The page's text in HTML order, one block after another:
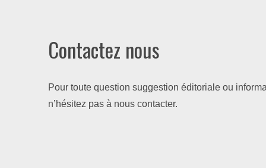
Contactez nous
Pour toute question suggestion éditoriale ou
n’hésitez pas à nous contacter.